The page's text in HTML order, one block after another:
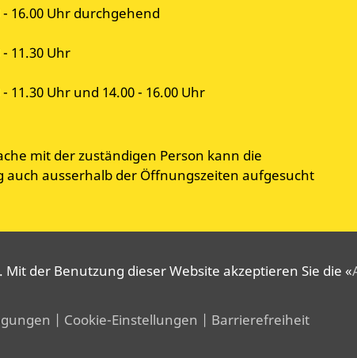
- 16.00 Uhr durchgehend
- 11.30 Uhr
- 11.30 Uhr und 14.00 - 16.00 Uhr
mit der zuständigen Person kann die
auch ausserhalb der Öffnungszeiten aufgesucht
der Benutzung dieser Website akzeptieren Sie die «
| Cookie-Einstellungen | Barrierefreiheit